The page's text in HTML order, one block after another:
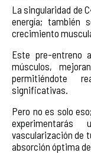
La singularidad de
energía; también
crecimiento
Este pre-entreno
músculos,
permitiéndote
significativas.
Pero no es solo
vascularización de
absorción óptima